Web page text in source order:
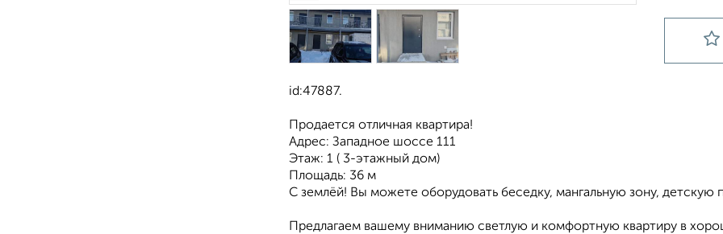
id:47887.
Продается отличная квартира!
Адрес: Западное шоссе 111
Этаж: 1 ( 3-этажный дом)
Площадь: 36 м
С землёй! Вы можете оборудовать беседку, мангальную зону, детскую
Предлагаем вашему вниманию светлую и комфортную квартиру в